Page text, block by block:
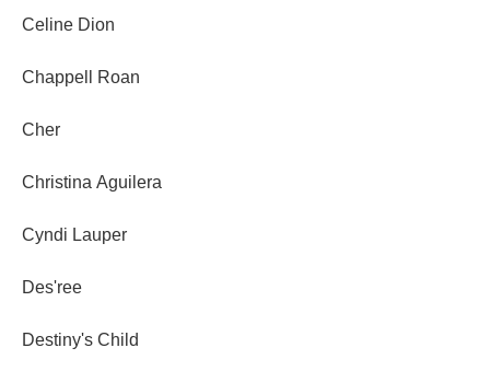
Celine Dion
Chappell Roan
Cher
Christina Aguilera
Cyndi Lauper
Des'ree
Destiny's Child